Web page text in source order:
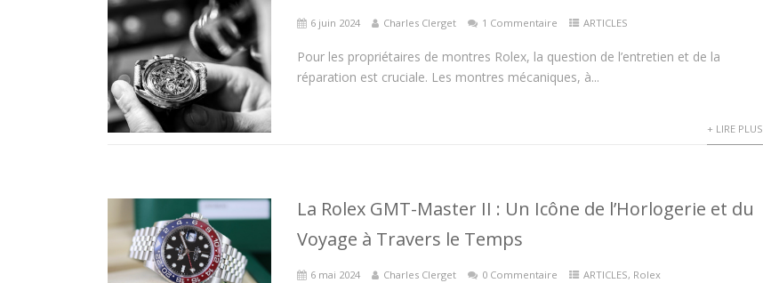
6 juin 2024 Charles Clerget 1 Commentaire ARTICLES
Pour les propriétaires de montres Rolex, la question de l’entretien et de la
réparation est cruciale. Les montres mécaniques, à...
+ LIRE PLUS
La Rolex GMT-Master II : Un Icône de l’Horlogerie et du
Voyage à Travers le Temps
6 mai 2024 Charles Clerget 0 Commentaire ARTICLES, Rolex